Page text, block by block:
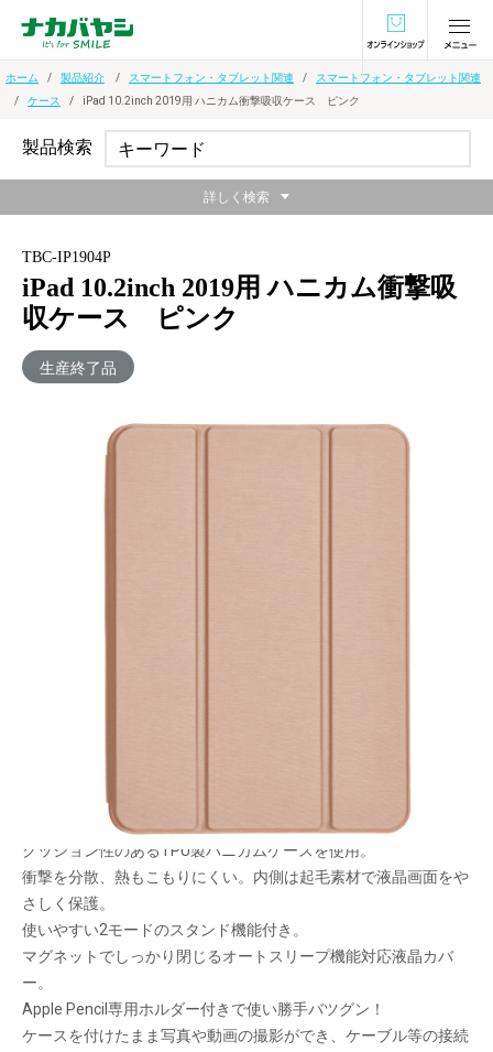
オンラインショ
ホーム 製品紹介 スマートフォン・タブレット関連
スマートフォン・タブレット関連
ケース
iPad 10.2inch 2019用 ハニカム衝撃吸収ケース ピンク
TBC-IP1904P
iPad 10.2inch 2019用 ハニカム衝撃吸
収ケース ピンク
生産終了品
ハニカム構造ケースが外部からの衝撃を吸収！
クッション性のあるTPU製ハニカムケースを使用。
衝撃を分散、熱もこもりにくい。内側は起毛素材で液晶画面をや
さしく保護。
使いやすい2モードのスタンド機能付き。
マグネットでしっかり閉じるオートスリープ機能対応液晶カバ
ー。
Apple Pencil専用ホルダー付きで使い勝手バツグン！
ケースを付けたまま写真や動画の撮影ができ、ケーブル等の接続
製品検索
詳しく検索